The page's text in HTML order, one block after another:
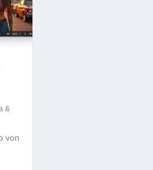
&
von